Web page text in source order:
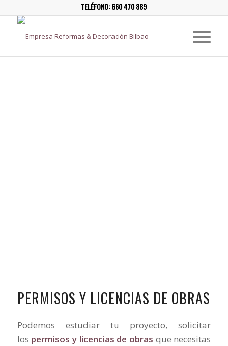
TELÉFONO:660 470 889
PERMISOS Y LICENCIAS DE OBRAS
Podemos estudiar tu proyecto, solicitar
los permisos y licencias de obras que necesitas